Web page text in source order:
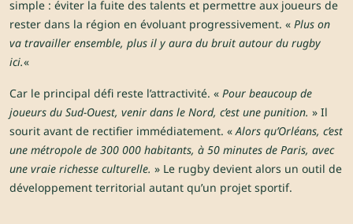
simple : éviter la fuite des talents et permettre aux joueurs de
rester dans la région en évoluant progressivement. « Plus on
va travailler ensemble, plus il y aura du bruit autour du rugby
ici.«
Car le principal défi reste l’attractivité. « Pour beaucoup de
joueurs du Sud-Ouest, venir dans le Nord, c’est une punition. » Il
sourit avant de rectifier immédiatement. «Alors qu’Orléans, c’est
une métropole de 300 000 habitants, à 50 minutes de Paris, avec
une vraie richesse culturelle. » Le rugby devient alors un outil de
développement territorial autant qu’un projet sportif.